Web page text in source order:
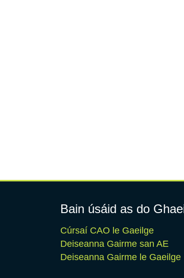
Bain úsáid as do
Cúrsaí CAO le Gaeilge
Deiseanna Gairme san AE
Deiseanna Gairme le Gaeilge